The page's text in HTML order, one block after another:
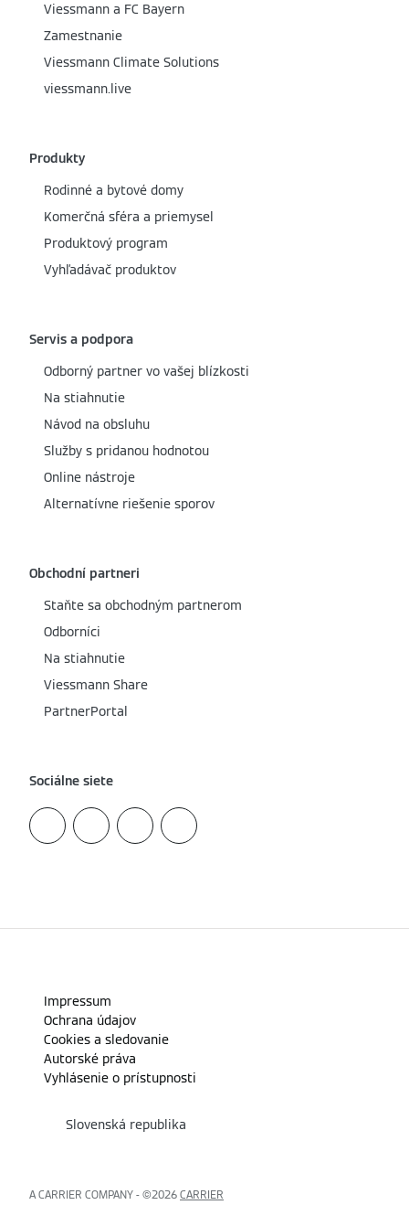
Viessmann a FC Bayern
Zamestnanie
Viessmann Climate Solutions
viessmann.live
Produkty
Rodinné a bytové domy
Komerčná sféra a priemysel
Produktový program
Vyhľadávač produktov
Servis a podpora
Odborný partner vo vašej blízkosti
Na stiahnutie
Návod na obsluhu
Služby s pridanou hodnotou
Online nástroje
Alternatívne riešenie sporov
Obchodní partneri
Staňte sa obchodným partnerom
Odborníci
Na stiahnutie
Viessmann Share
PartnerPortal
Sociálne siete
Impressum
Ochrana údajov
Cookies a sledovanie
Autorské práva
Vyhlásenie o prístupnosti
Slovenská republika
A CARRIER COMPANY - ©2026 CARRIER